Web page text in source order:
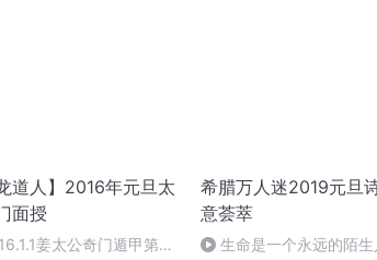
道人】2016年元旦太
面授
姜太公奇门遁甲第一
希腊万人迷2019元旦
意荟萃
生命是一个永远的陌